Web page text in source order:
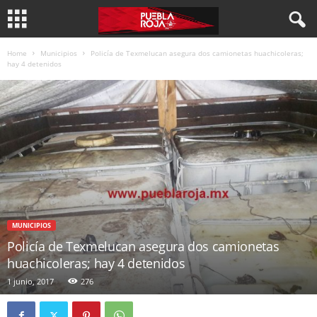
Home Municipios
Policía de Texmelucan asegura dos camionetas huachicoleras;
hay 4 detenidos
MUNICIPIOS
Policía de Texmelucan asegura dos camionetas
huachicoleras; hay 4 detenidos
1 junio, 2017 276